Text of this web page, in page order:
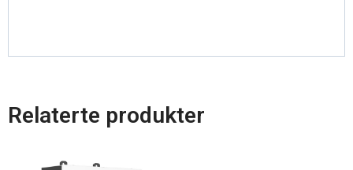
Relaterte produkter